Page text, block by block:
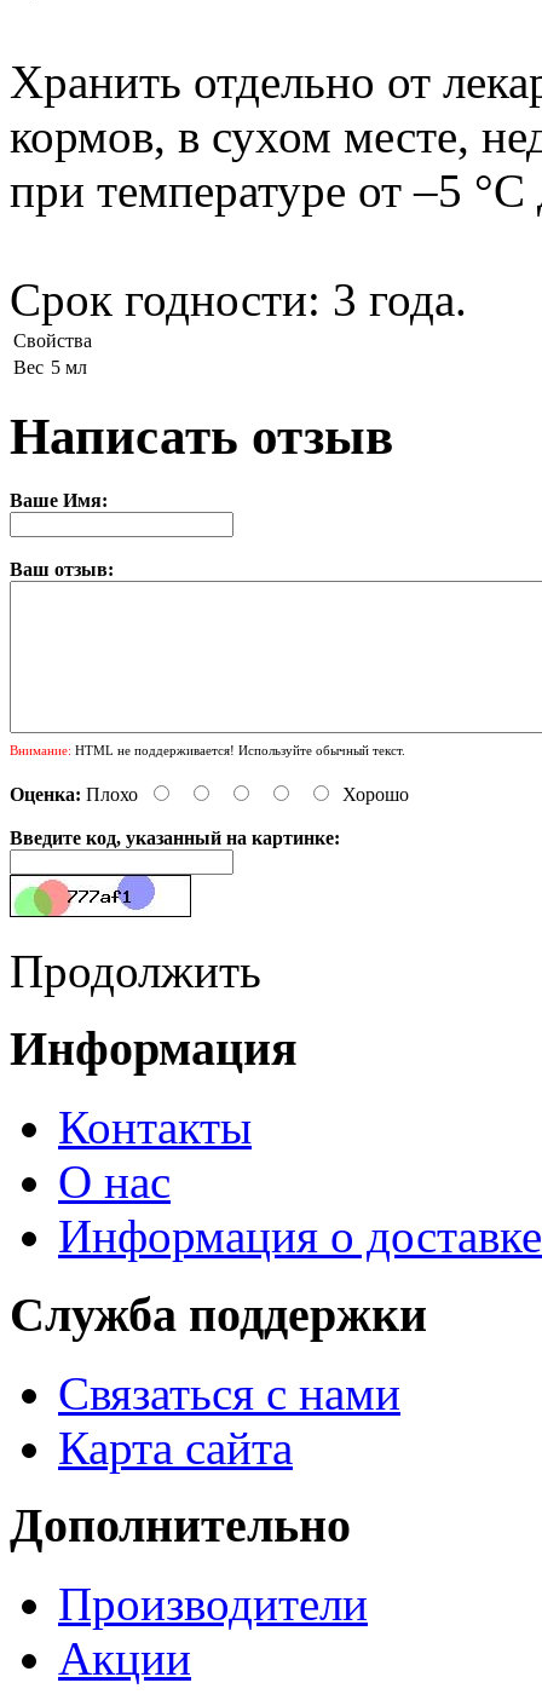
Хранить отдельно от
кормов, в сухом месте,
при температуре от –5
Срок годности: 3 года.
Свойства
Вес 5 мл
Написать отзыв
Ваше Имя:
Ваш отзыв:
Внимание: HTML не поддерживается! Используйте обычный текст.
Оценка: Плохо Хорошо
Введите код, указанный на картинке:
Продолжить
Информация
Контакты
О нас
Информация о доставке
Служба поддержки
Связаться с нами
Карта сайта
Дополнительно
Производители
Акции